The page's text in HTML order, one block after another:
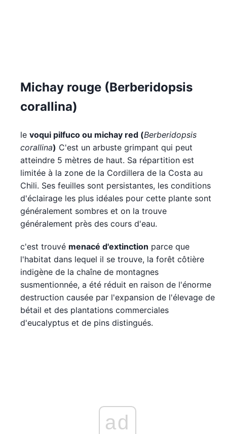
Michay rouge (Berberidopsis
corallina)
le voqui pilfuco ou michay red (Berberidopsis
corallina) C'est un arbuste grimpant qui peut
atteindre 5 mètres de haut. Sa répartition est
limitée à la zone de la Cordillera de la Costa au
Chili. Ses feuilles sont persistantes, les conditions
d'éclairage les plus idéales pour cette plante sont
généralement sombres et on la trouve
généralement près des cours d'eau.
c'est trouvé menacé d'extinction parce que
l'habitat dans lequel il se trouve, la forêt côtière
indigène de la chaîne de montagnes
susmentionnée, a été réduit en raison de l'énorme
destruction causée par l'expansion de l'élevage de
bétail et des plantations commerciales
d'eucalyptus et de pins distingués.
ad